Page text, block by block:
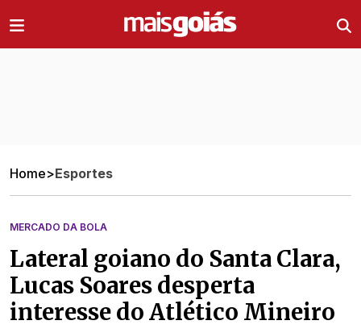
Home>Esportes
MERCADO DA BOLA
Lateral goiano do Santa Clara,
Lucas Soares desperta
interesse do Atlético Mineiro